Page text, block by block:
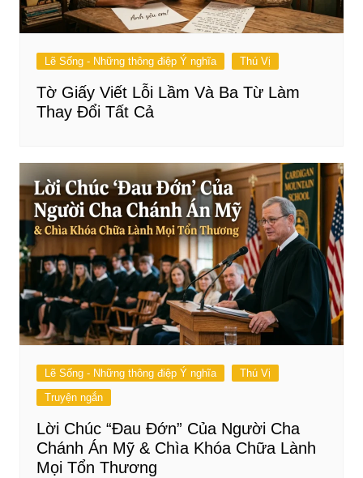
Lẽ Sống - Những thông điệp Ý nghĩa Thú Vị
Tờ Giấy Viết Lỗi Lầm Và Ba Từ Làm
Thay Đổi Tất Cả
Lẽ Sống - Những thông điệp Ý nghĩa
Thú Vị
Truyện ngắn
Lời Chúc “Đau Đớn” Của Người Cha
Chánh Án Mỹ & Chìa Khóa Chữa Lành
Mọi Tổn Thương